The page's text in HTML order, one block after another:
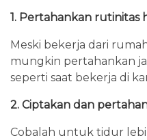
1. Pertahankan rutinitas
Meski bekerja dari
mungkin pertahankan
seperti saat bekerja di
2. Ciptakan dan
Cobalah untuk tidur